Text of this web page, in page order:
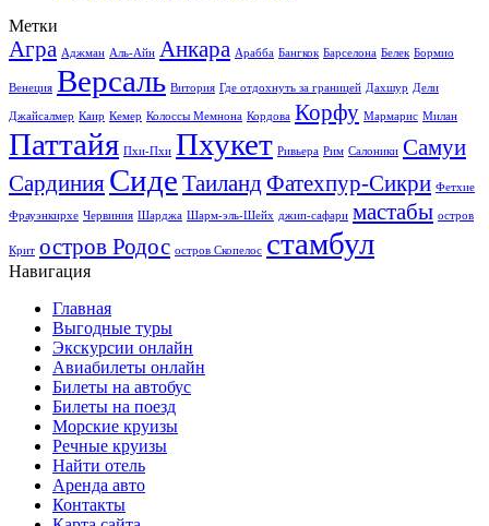
Метки
Агра Аджман Аль-Айн Анкара Арабба Бангкок Барселона Белек Бормио
Венеция Версаль Витория Где отдохнуть за границей Дахшур Дели
Джайсалмер Каир Кемер Колоссы Мемнона Кордова Корфу Мармарис Милан
Паттайя Пхи-Пхи Пхукет Ривьера Рим Салоники Самуи
Сардиния Сиде ТаиландФатехпур-Сикри Фетхие
Фрауэнкирхе Червиния Шарджа Шарм-эль-Шейх джип-сафари мастабы остров
Крит остров Родос остров Скопелос стамбул
Навигация
Главная
Выгодные туры
Экскурсии онлайн
Авиабилеты онлайн
Билеты на автобус
Билеты на поезд
Морские круизы
Речные круизы
Найти отель
Аренда авто
Контакты